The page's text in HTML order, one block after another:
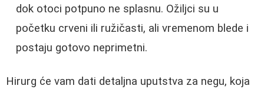
dok otoci potpuno ne splasnu. Ožiljci su u
početku crveni ili ružičasti, ali vremenom blede i
postaju gotovo neprimetni.
Hirurg će vam dati detaljna uputstva za negu, koja